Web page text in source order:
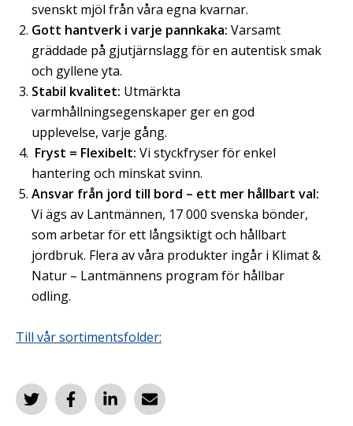
svenskt mjöl från våra egna kvarnar.
Gott hantverk i varje pannkaka: Varsamt
gräddade på gjutjärnslagg för en autentisk smak
och gyllene yta.
Stabil kvalitet: Utmärkta
varmhållningsegenskaper ger en god
upplevelse, varje gång.
Fryst = Flexibelt: Vi styckfryser för enkel
hantering och minskat svinn.
Ansvar från jord till bord – ett mer hållbart val:
Vi ägs av Lantmännen, 17 000 svenska bönder,
som arbetar för ett långsiktigt och hållbart
jordbruk. Flera av våra produkter ingår i Klimat &
Natur – Lantmännens program för hållbar
odling.
Till vår sortimentsfolder: